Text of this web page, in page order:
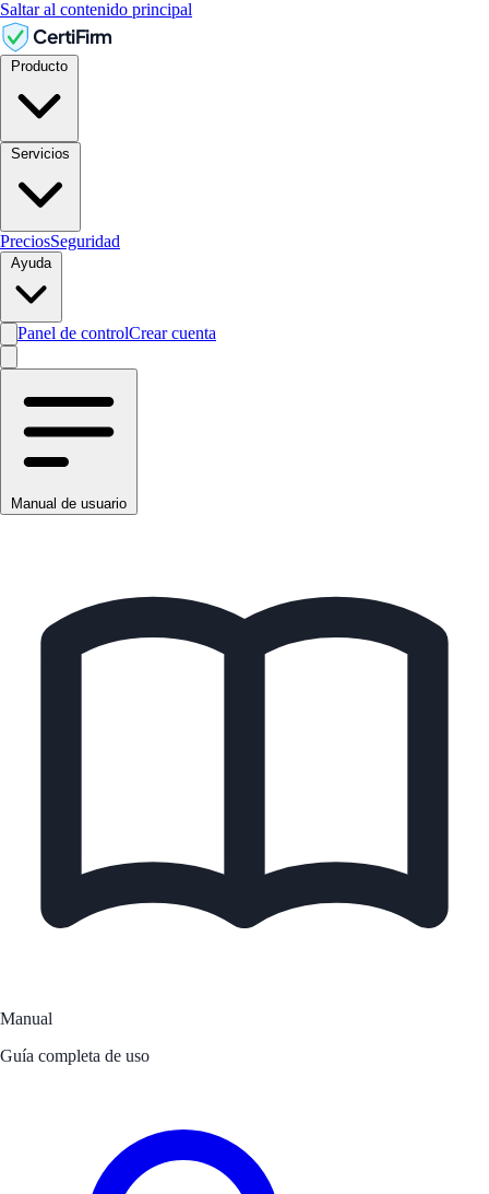
Saltar al contenido principal
CertiFirm
PreciosSeguridad
Ayuda
Panel de controlCrear cuenta
Manual de usuario
Manual
Guía completa de uso